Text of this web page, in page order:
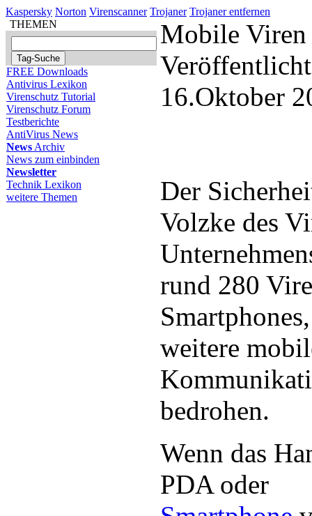
Kaspersky Norton Virenscanner Trojaner Trojaner entfernen
THEMEN
FREE Downloads
Antivirus Lexikon
Virenschutz Tutorial
Virenschutz Forum
Testberichte
AntiVirus News
News Archiv
News zum einbinden
Newsletter
Technik Lexikon
weitere Themen
Mobile
16.Oktober
Der
Volzke des
rund 280
weitere
bedrohen.
Wenn das
PDA oder